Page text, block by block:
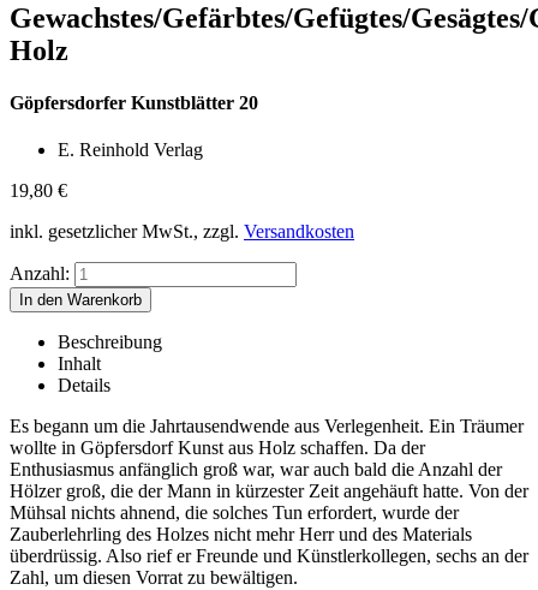
Gewachstes/Gefärbtes/Gefügtes/
Holz
Göpfersdorfer Kunstblätter 20
E. Reinhold Verlag
19,80 €
inkl. gesetzlicher MwSt., zzgl. Versandkosten
Anzahl:
Beschreibung
Inhalt
Details
Es begann um die Jahrtausendwende aus Verlegenheit. Ein Träumer
wollte in Göpfersdorf Kunst aus Holz schaffen. Da der
Enthusiasmus anfänglich groß war, war auch bald die Anzahl der
Hölzer groß, die der Mann in kürzester Zeit angehäuft hatte. Von der
Mühsal nichts ahnend, die solches Tun erfordert, wurde der
Zauberlehrling des Holzes nicht mehr Herr und des Materials
überdrüssig. Also rief er Freunde und Künstlerkollegen, sechs an der
Zahl, um diesen Vorrat zu bewältigen.